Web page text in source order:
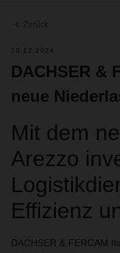
Zurück
10.12.2024
DACHSER &
neue
Mit dem
Arezzo
Effizienz
DACHSER & FERCAM